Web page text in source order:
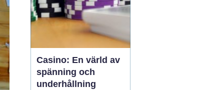
Casino: En värld av
spänning och
underhållning